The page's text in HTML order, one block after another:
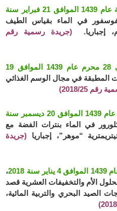
قرار مؤرخ في 5 جمادى الثانية عام 1439 الموافق 21 فبراير سنة
في الماء بقياس الطيف
إجباريا.(جريدة رسمية رقم
قرار وزاري مشترك مؤرخ في 28 محرم عام 1439 الموافق 19
المطبقة في مجال الوسم الغذائي
2018/25)
قرار مؤرخ في أول ربيع الثاني عام 1439 الموافق 20 ديسمبر سنة
في الماء بنترات الفضة مع
“موهر”، إجباريا (جريدة
،
الأم والتخفيفات العشرية قصد
الصيد البحري والتربية المائية،